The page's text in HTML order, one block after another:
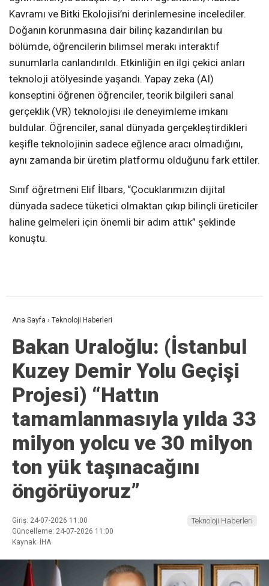
Kavramı ve Bitki Ekolojisi’ni derinlemesine incelediler.
Doğanın korunmasına dair bilinç kazandırılan bu
bölümde, öğrencilerin bilimsel merakı interaktif
sunumlarla canlandırıldı. Etkinliğin en ilgi çekici anları
teknoloji atölyesinde yaşandı. Yapay zeka (AI)
konseptini öğrenen öğrenciler, teorik bilgileri sanal
gerçeklik (VR) teknolojisi ile deneyimleme imkanı
buldular. Öğrenciler, sanal dünyada gerçekleştirdikleri
keşifle teknolojinin sadece eğlence aracı olmadığını,
aynı zamanda bir üretim platformu olduğunu fark ettiler.
Sınıf öğretmeni Elif İlbars, “Çocuklarımızın dijital
dünyada sadece tüketici olmaktan çıkıp bilinçli üreticiler
haline gelmeleri için önemli bir adım attık” şeklinde
konuştu.
Ana Sayfa › Teknoloji Haberleri
Bakan Uraloğlu: (İstanbul
Kuzey Demir Yolu Geçişi
Projesi) “Hattın
tamamlanmasıyla yılda 33
milyon yolcu ve 30 milyon
ton yük taşınacağını
öngörüyoruz”
Giriş: 24-07-2026 11:00
Güncelleme: 24-07-2026 11:00
Kaynak: İHA
Teknoloji Haberleri